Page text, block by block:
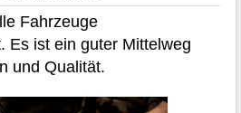
Fahrzeuge
Es ist ein guter Mittelweg
und Qualität.